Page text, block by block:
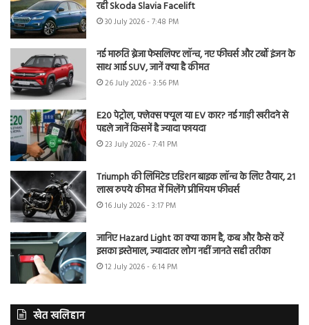
रही Skoda Slavia Facelift
30 July 2026 - 7:48 PM
नई मारुति ब्रेजा फेसलिफ्ट लॉन्च, नए फीचर्स और टर्बो इंजन के
साथ आई SUV, जानें क्या है कीमत
26 July 2026 - 3:56 PM
E20 पेट्रोल, फ्लेक्स फ्यूल या EV कार? नई गाड़ी खरीदने से
पहले जानें किसमें है ज्यादा फायदा
23 July 2026 - 7:41 PM
Triumph की लिमिटेड एडिशन बाइक लॉन्च के लिए तैयार, 21
लाख रुपये कीमत में मिलेंगे प्रीमियम फीचर्स
16 July 2026 - 3:17 PM
जानिए Hazard Light का क्या काम है, कब और कैसे करें
इसका इस्तेमाल, ज्यादातर लोग नहीं जानते सही तरीका
12 July 2026 - 6:14 PM
खेत खलिहान